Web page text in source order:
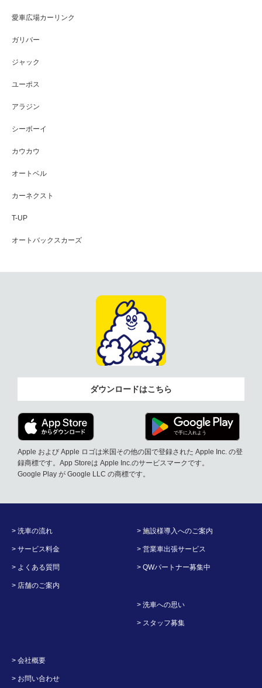
愛車広場カーリンク
ガリバー
ジャック
ユーポス
アラジン
シーボーイ
カウカウ
オートベル
カーネクスト
T-UP
オートバックスカーズ
ダウンロードはこちら
Apple および Apple ロゴは米国その他の国で登録された Apple Inc. の登
録商標です。App Storeは Apple Inc.のサービスマークです。
Google Play が Google LLC の商標です。
> 洗車の流れ
> サービス料金
> よくある質問
> 店舗のご案内
> 施設様導入へのご案内
> 営業車出張サービス
> QWパートナー募集中
> 洗車への思い
> スタッフ募集
> 会社概要
> お問い合わせ